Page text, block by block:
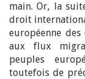
main. Or, la
droit
européenne
aux flux
peuples
toutefois de